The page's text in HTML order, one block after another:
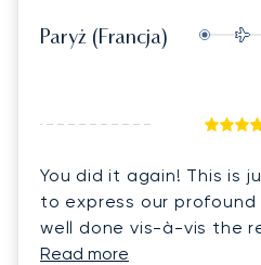
Paryż (Francja)
You did it again! This is just a brief message
to express our
well done vis-à-vis the
Lineage 1000 flight from
Read more